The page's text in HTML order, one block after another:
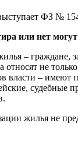
ФЗ №
или нет могут
– граждане,
не
власти – имеют
судебные
жилья не